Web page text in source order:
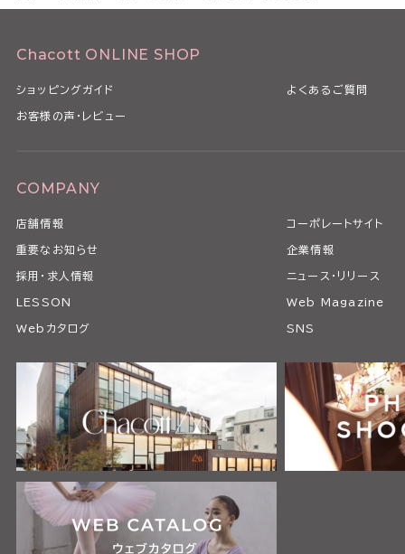
Chacott ONLINE SHOP
ショッピングガイド よくあるご質問
お客様の声・レビュー
COMPANY
店舗情報 コーポレートサイト
重要なお知らせ 企業情報
採用・求人情報 ニュース・リリース
LESSON Web Magazine
Webカタログ SNS